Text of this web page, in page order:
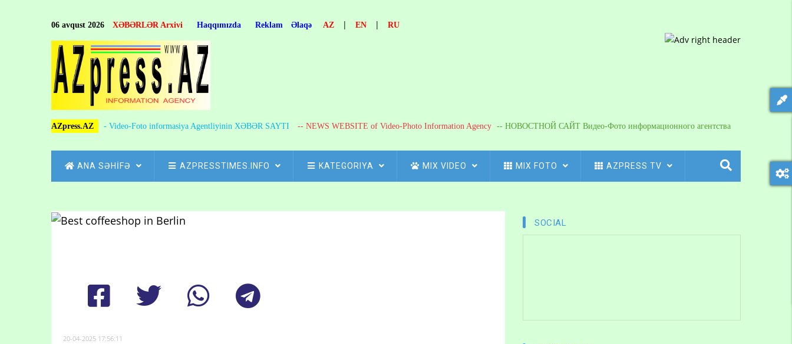
06 avqust 2026 XƏBƏRLƏR Arxivi Haqqımızda Reklam Əlaqə AZ | EN | RU
AZpress.AZ - Video-Foto informasiya Agentliyinin XƏBƏR SAYTI -- NEWS WEBSITE of Video-Photo Information Agency -- НОВОСТНОЙ САЙТ Видео-Фото информационного агентства
MAIN
NAVIGATION
ANA SƏHİFƏ AZPRESSTIMES.INFO KATEGORIYA MIX VIDEO MIX FOTO AZPRESS TV
Breadcrumb
20-04-2025 17:56:11
SOCIAL